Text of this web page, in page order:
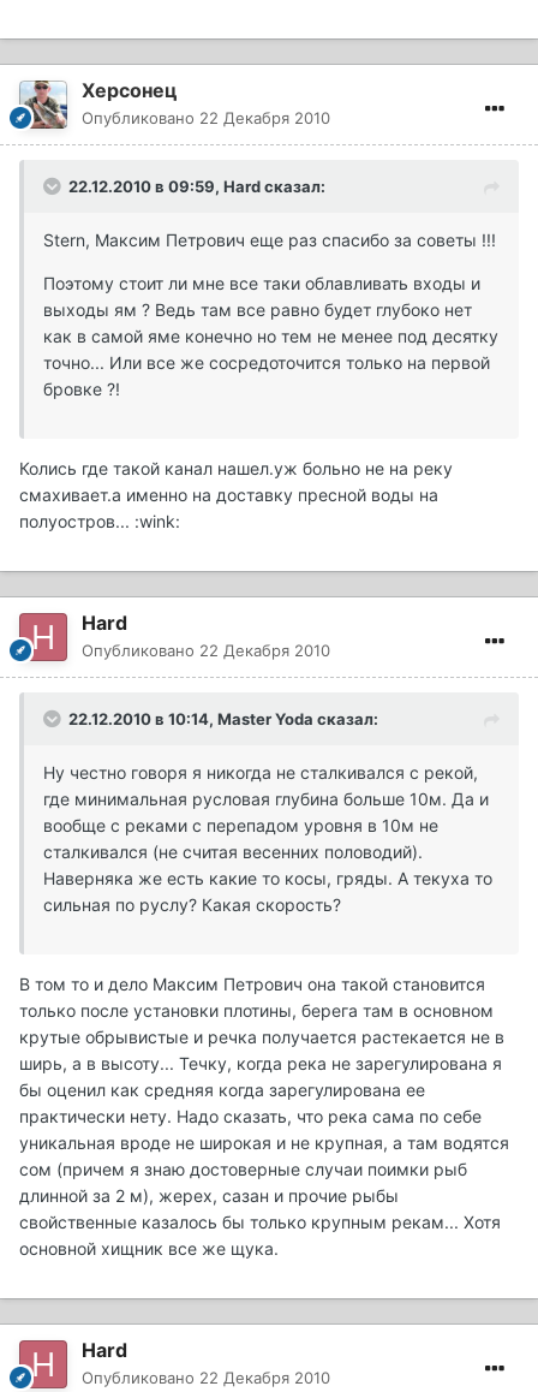
Херсонец
Опубликовано 22 Декабря 2010
22.12.2010 в 09:59, Hard сказал:
Stern, Максим Петрович еще раз спасибо за советы !!!
Поэтому стоит ли мне все таки облавливать входы и
выходы ям ? Ведь там все равно будет глубоко нет
как в самой яме конечно но тем не менее под десятку
точно... Или все же сосредоточится только на первой
бровке ?!
Колись где такой канал нашел.уж больно не на реку
смахивает.а именно на доставку пресной воды на
полуостров... :wink:
Hard
Опубликовано 22 Декабря 2010
22.12.2010 в 10:14, Master Yoda сказал:
Ну честно говоря я никогда не сталкивался с рекой,
где минимальная русловая глубина больше 10м. Да и
вообще с реками с перепадом уровня в 10м не
сталкивался (не считая весенних половодий).
Наверняка же есть какие то косы, гряды. А текуха то
сильная по руслу? Какая скорость?
В том то и дело Максим Петрович она такой становится
только после установки плотины, берега там в основном
крутые обрывистые и речка получается растекается не в
ширь, а в высоту... Течку, когда река не зарегулирована я
бы оценил как средняя когда зарегулирована ее
практически нету. Надо сказать, что река сама по себе
уникальная вроде не широкая и не крупная, а там водятся
сом (причем я знаю достоверные случаи поимки рыб
длинной за 2 м), жерех, сазан и прочие рыбы
свойственные казалось бы только крупным рекам... Хотя
основной хищник все же щука.
Hard
Опубликовано 22 Декабря 2010